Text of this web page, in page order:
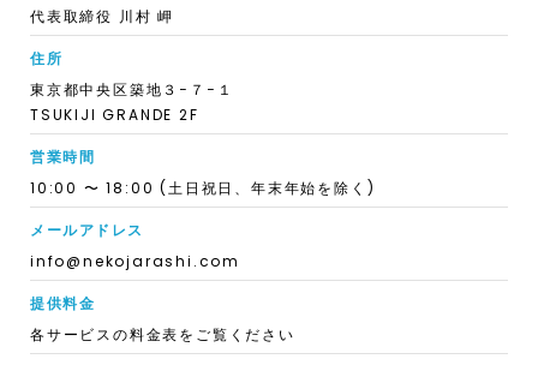
代表取締役 川村 岬
住所
東京都中央区築地３−７−１
TSUKIJI GRANDE 2F
営業時間
10:00 〜 18:00 (土日祝日、年末年始を除く)
メールアドレス
info@nekojarashi.com
提供料金
各サービスの料金表をご覧ください